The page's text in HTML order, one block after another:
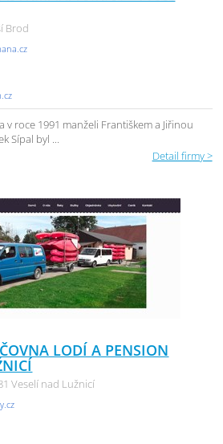
Brod
v roce 1991 manželi Františkem a Jiřinou
Sípal byl ...
Detail firmy >
LODÍ A PENSION
Veselí nad Lužnicí